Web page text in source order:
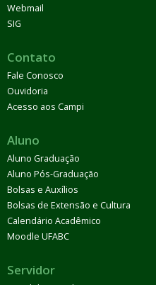
Webmail
SIG
Contato
Fale Conosco
Ouvidoria
Acesso aos Campi
Aluno
Aluno Graduação
Aluno Pós-Graduação
Bolsas e Auxílios
Bolsas de Extensão e Cultura
Calendário Acadêmico
Moodle UFABC
Servidor